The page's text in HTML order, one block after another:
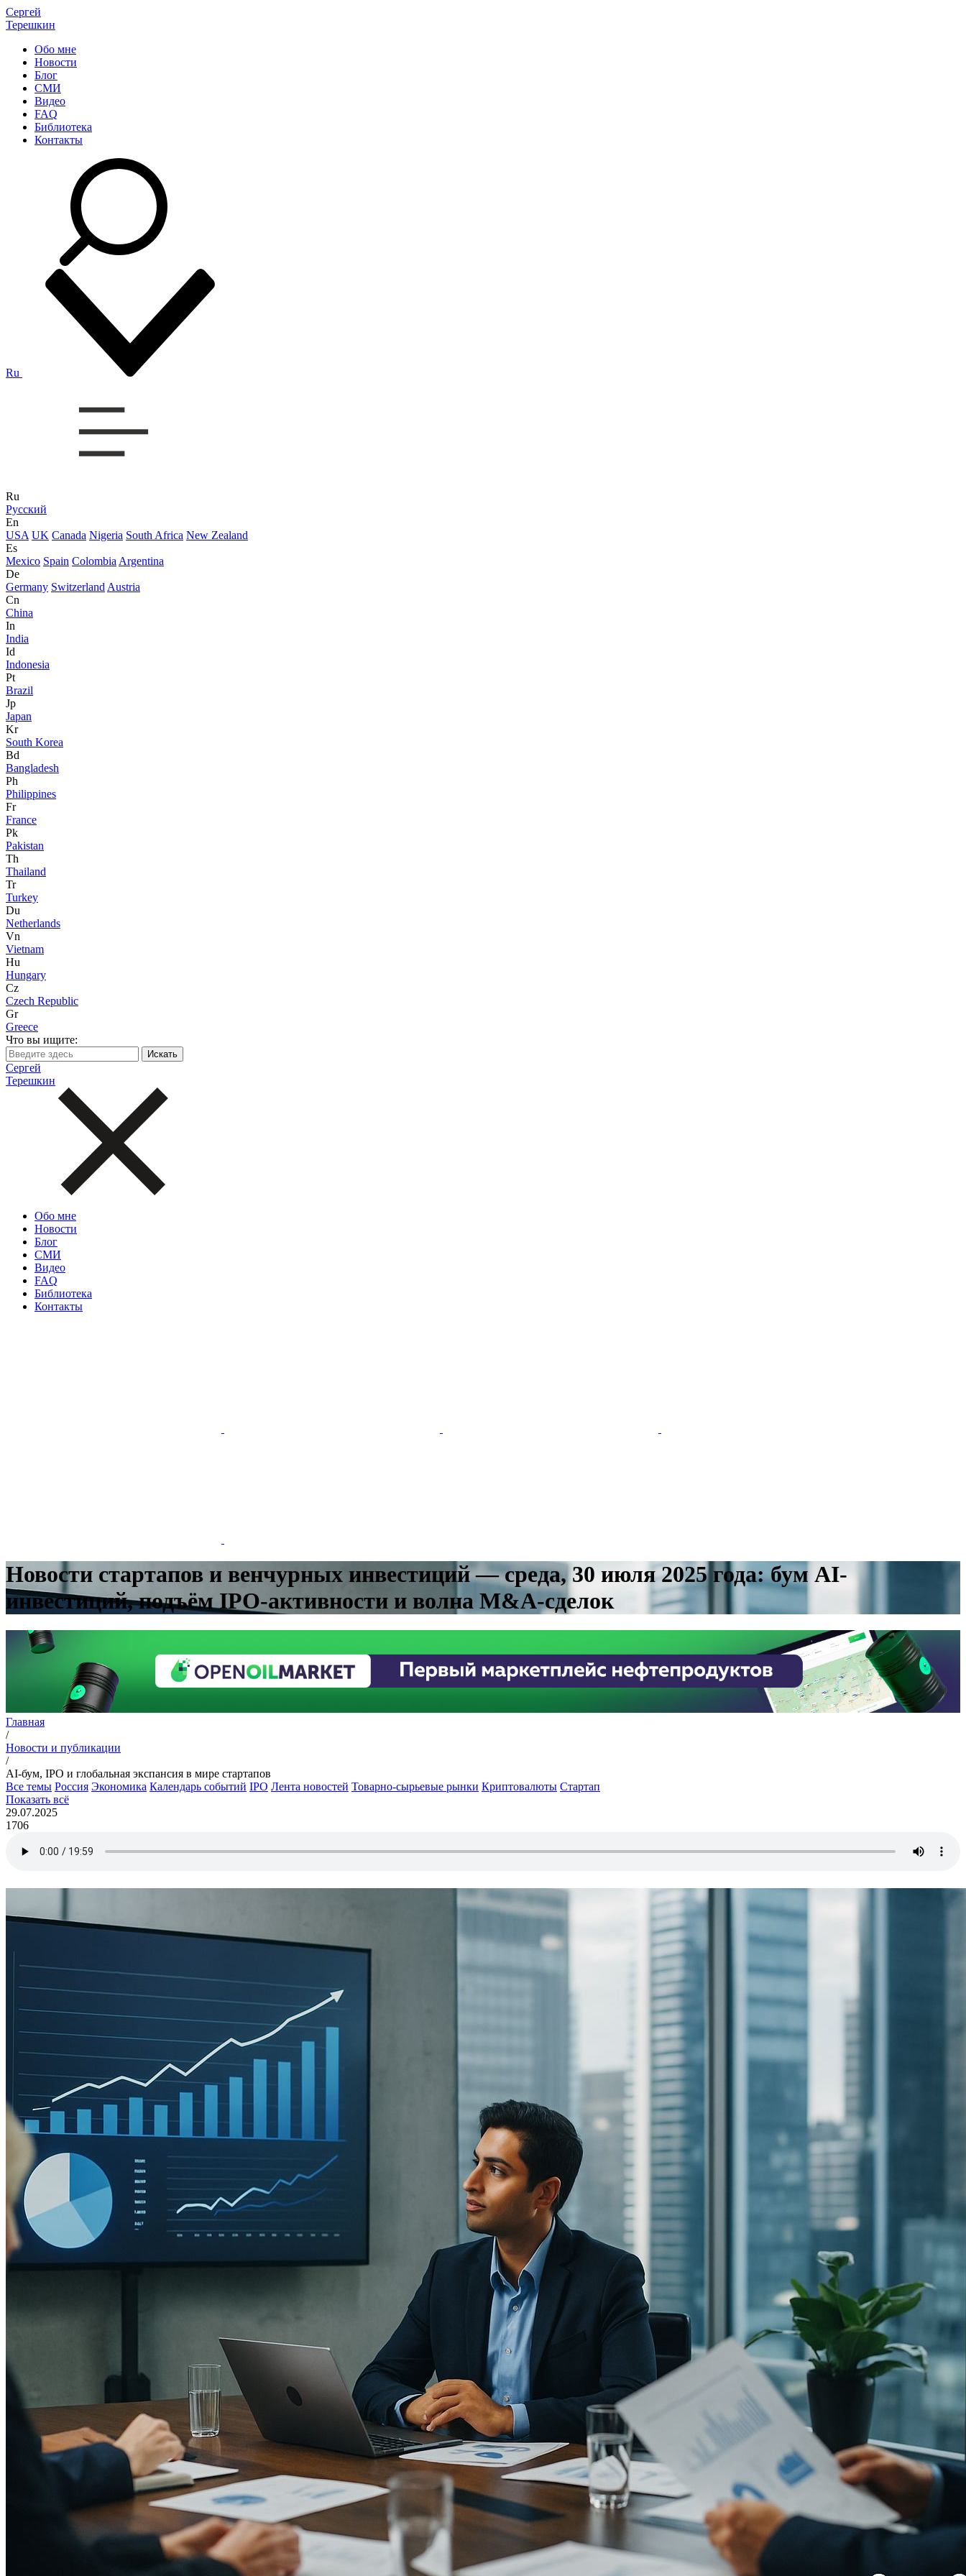
Сергей
Терешкин
Обо мне
Новости
Блог
СМИ
Видео
FAQ
Библиотека
Контакты
Ru
Ru
Русский
En
USA UK Canada Nigeria South Africa New Zealand
Es
Mexico Spain Colombia Argentina
De
Germany Switzerland Austria
Cn
China
In
India
Id
Indonesia
Pt
Brazil
Jp
Japan
Kr
South Korea
Bd
Bangladesh
Ph
Philippines
Fr
France
Pk
Pakistan
Th
Thailand
Tr
Turkey
Du
Netherlands
Vn
Vietnam
Hu
Hungary
Cz
Czech Republic
Gr
Greece
Что вы ищите:
Сергей
Терешкин
Обо мне
Новости
Блог
СМИ
Видео
FAQ
Библиотека
Контакты
Новости стартапов и венчурных инвестиций — среда, 30 июля 2025 года: бум AI-
инвестиций, подъём IPO-активности и волна M&A-сделок
Главная
/
Новости и публикации
/
AI-бум, IPO и глобальная экспансия в мире стартапов
Все темы Россия Экономика Календарь событий IPO Лента новостей Товарно-сырьевые рынки Криптовалюты Стартап
Показать всё
29.07.2025
1706